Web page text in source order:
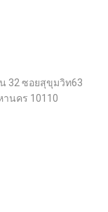
32 ซอยสุขุมวิท63
นคร 10110